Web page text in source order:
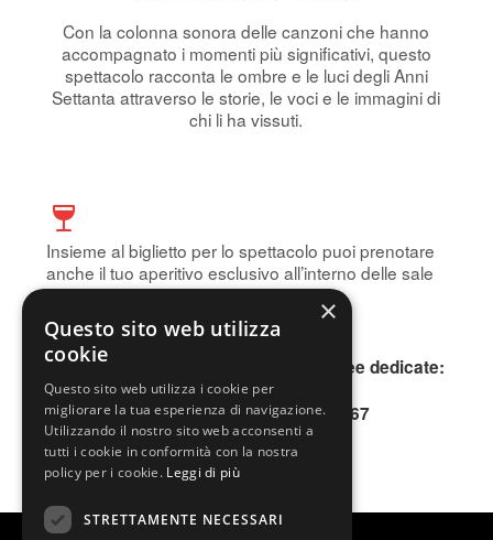
Con la colonna sonora delle canzoni che hanno
accompagnato i momenti più significativi, questo
spettacolo racconta le ombre e le luci degli Anni
Settanta attraverso le storie, le voci e le immagini di
chi li ha vissuti.
Insieme al biglietto per lo spettacolo puoi prenotare
anche il tuo aperitivo esclusivo all’interno delle sale
storiche del Teatro.
Prenota subito!
Per informazioni, contattare le due linee dedicate:
INFOLINE 0200640802
SMS o WhatsApp 345.3677167
×
Questo sito web utilizza
cookie
Questo sito web utilizza i cookie per
migliorare la tua esperienza di navigazione.
Utilizzando il nostro sito web acconsenti a
tutti i cookie in conformità con la nostra
policy per i cookie. Leggi di più
STRETTAMENTE NECESSARI